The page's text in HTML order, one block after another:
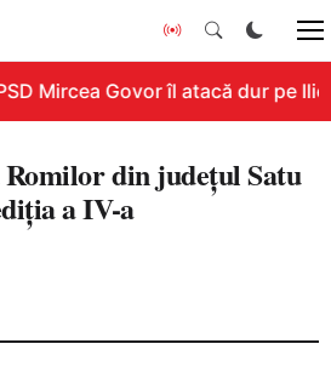
Mircea Govor îl atacă dur pe
din județul Satu
a IV-a